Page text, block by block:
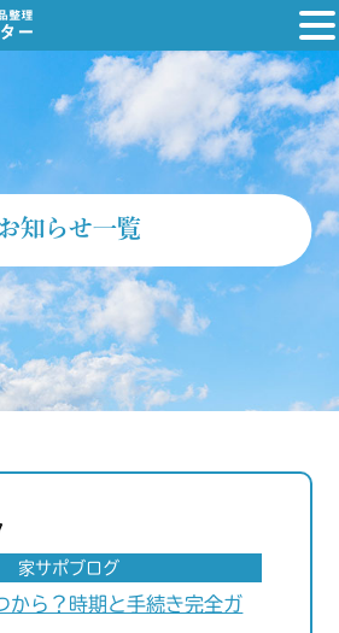
知らせ一覧
家サポブログ
から？時期と手続き完全ガ